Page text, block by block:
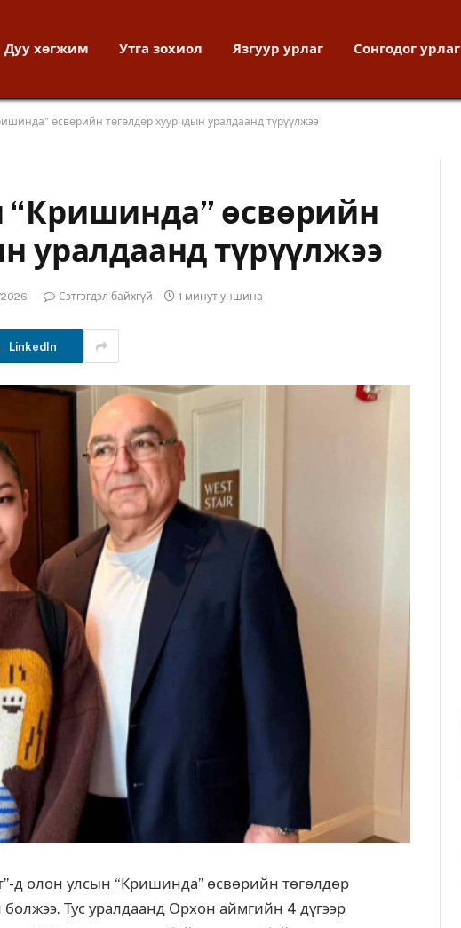
Дуу хөгжим Утга зохиол Язгуур урлаг Сонгодог урлаг
өсвөрийн төгөлдөр хуурчдын уралдаанд түрүүлжээ
өсвөрийн
уралдаанд түрүүлжээ
Сэтгэгдэл байхгүй 1 минут уншина
LinkedIn
д олон улсын “Кришинда” өсвөрийн төгөлдөр
Тус уралдаанд Орхон аймгийн 4 дүгээр